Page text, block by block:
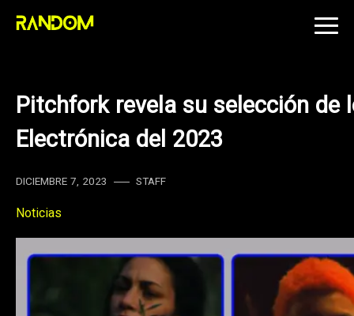
Skip
Pitchfork revela su selección
Electrónica del 2023
DICIEMBRE 7, 2023 STAFF
Noticias